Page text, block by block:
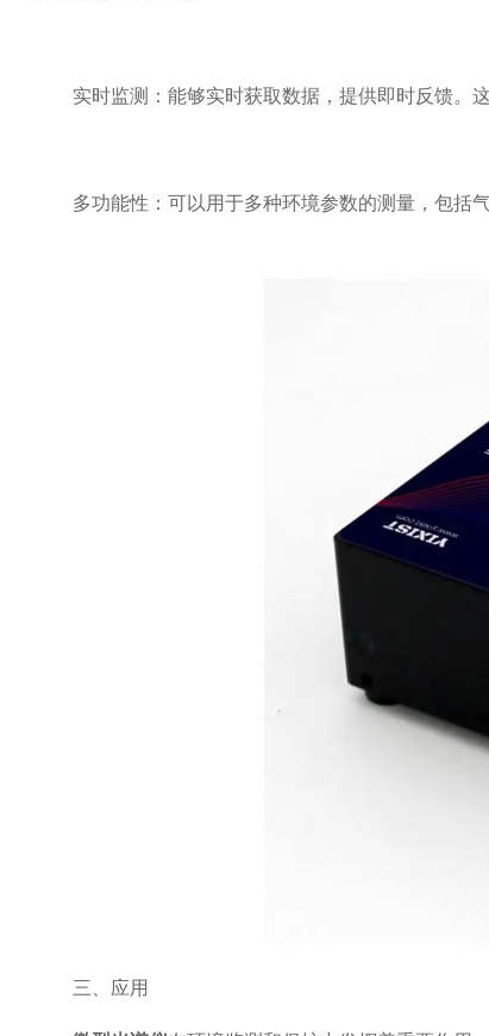
实时监测：能够实时获取数据，提供即时反馈。这
多功能性：可以用于多种环境参数的测量，包括气
三、应用